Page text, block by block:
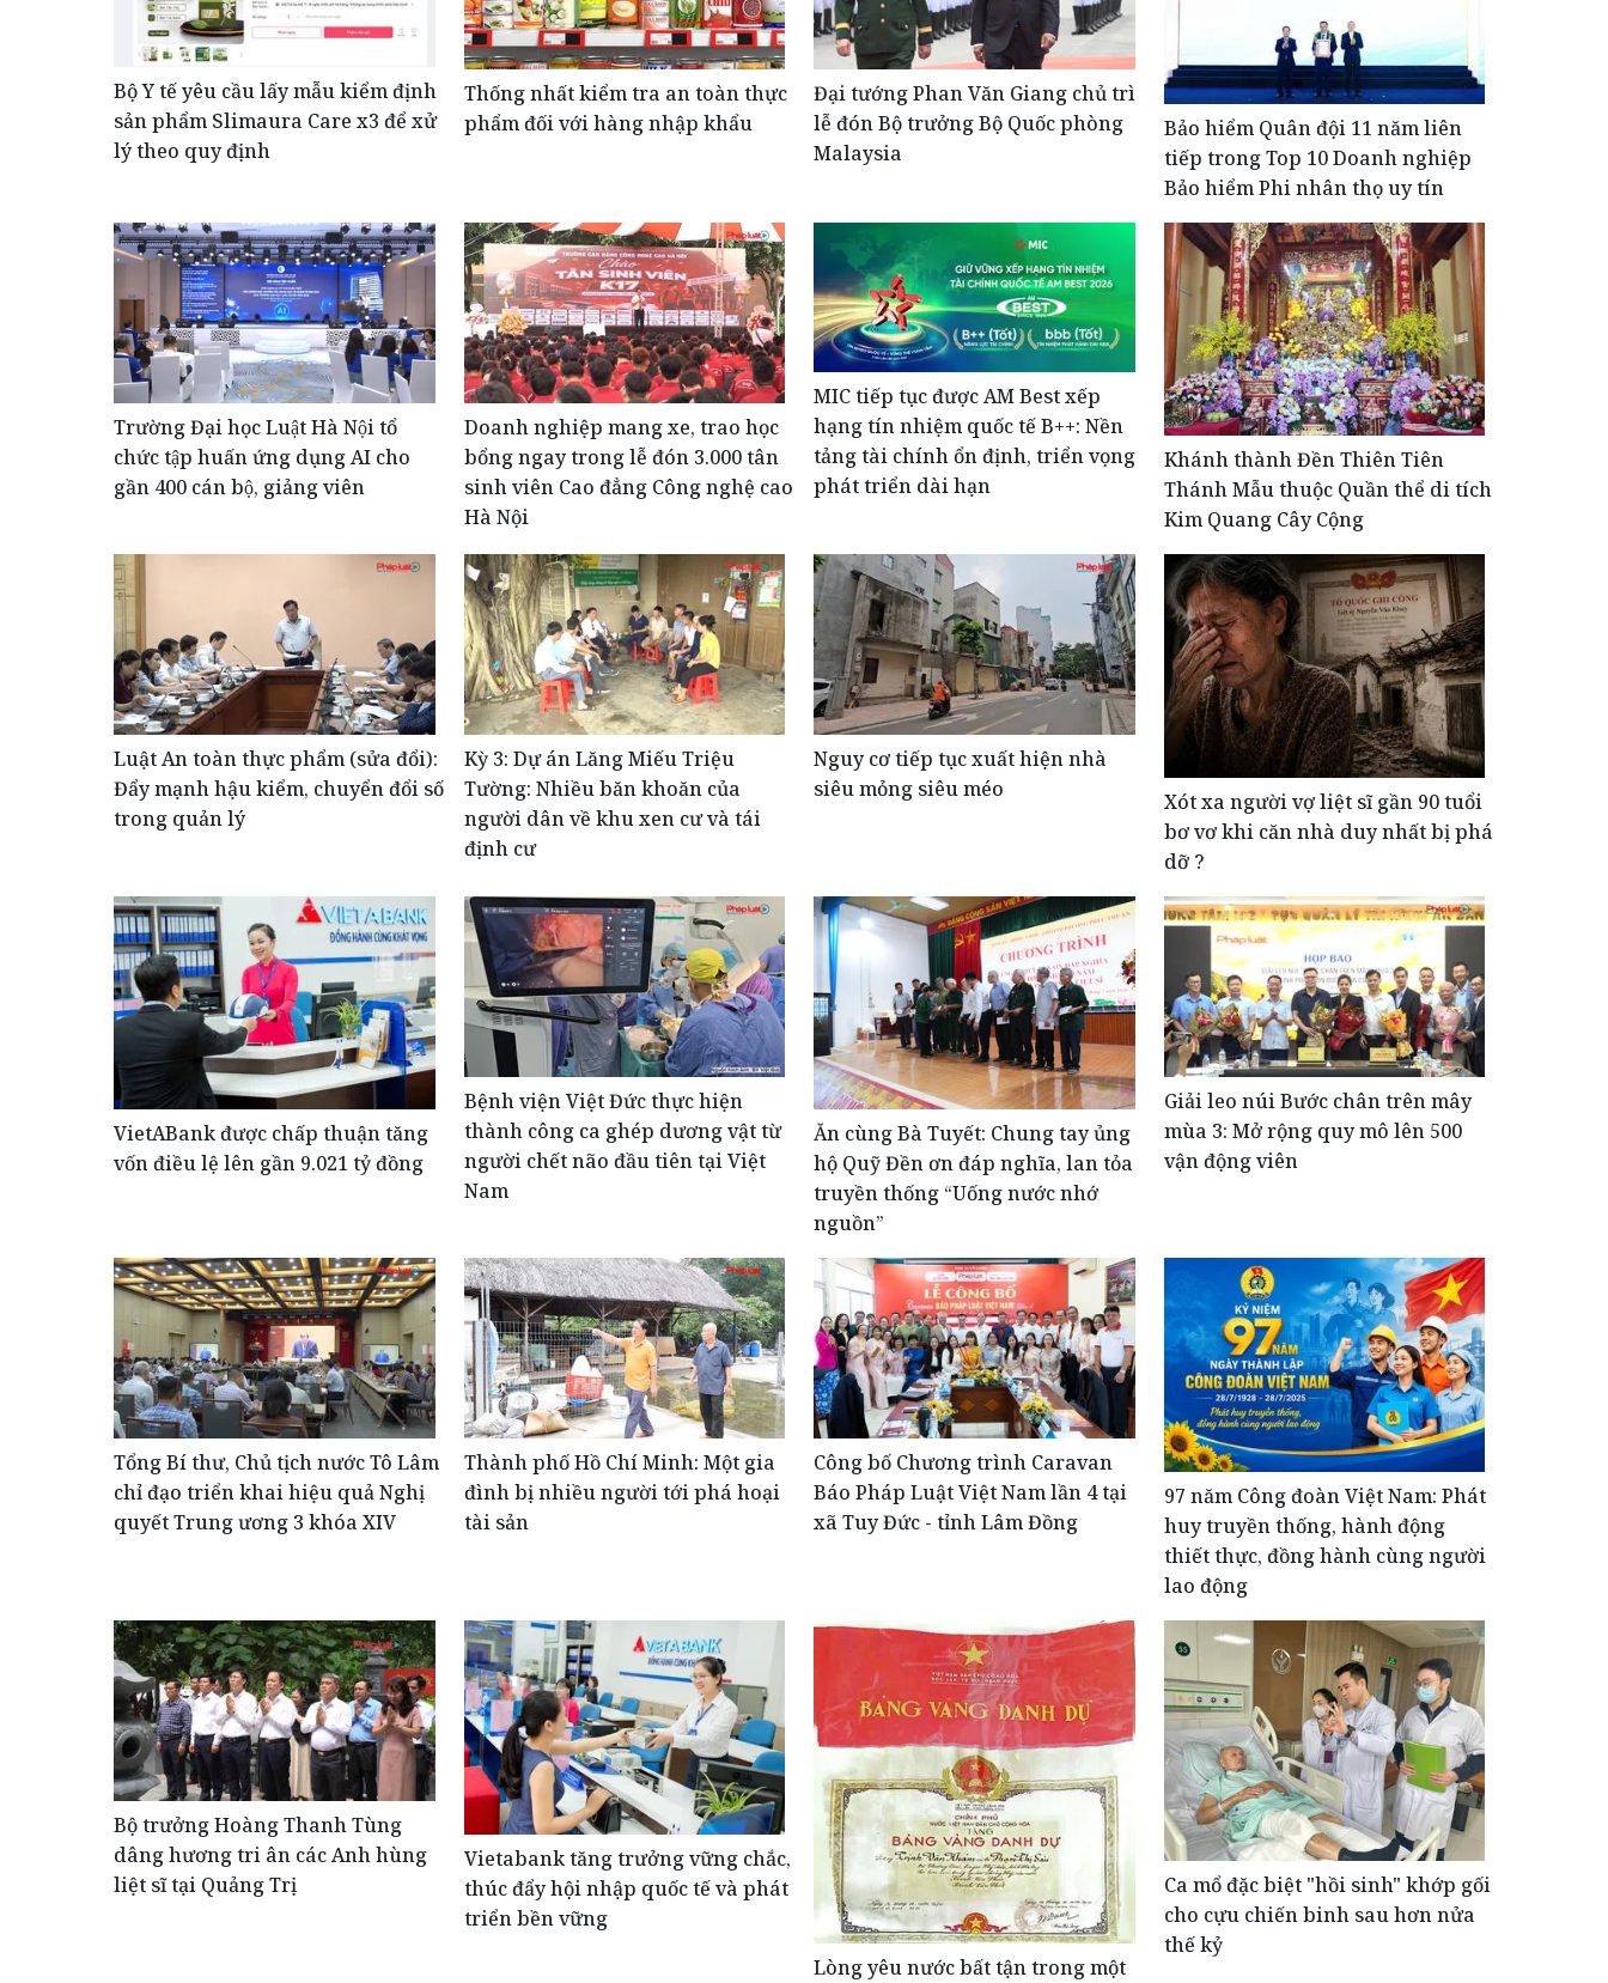
Bộ Y tế yêu cầu lấy mẫu kiểm định
sản phẩm Slimaura Care x3 để xử
lý theo quy định
Thống nhất kiểm tra an toàn thực
phẩm đối với hàng nhập khẩu
Đại tướng Phan Văn Giang chủ trì
lễ đón Bộ trưởng Bộ Quốc phòng
Malaysia
Bảo hiểm Quân đội 11 năm liên
tiếp trong Top 10 Doanh nghiệp
Bảo hiểm Phi nhân thọ uy tín
Trường Đại học Luật Hà Nội tổ
chức tập huấn ứng dụng AI cho
gần 400 cán bộ, giảng viên
Doanh nghiệp mang xe, trao học
bổng ngay trong lễ đón 3.000 tân
sinh viên Cao đẳng Công nghệ cao
Hà Nội
MIC tiếp tục được AM Best xếp
hạng tín nhiệm quốc tế B++: Nền
tảng tài chính ổn định, triển vọng
phát triển dài hạn
Khánh thành Đền Thiên Tiên
Thánh Mẫu thuộc Quần thể di tích
Kim Quang Cây Cộng
Luật An toàn thực phẩm (sửa đổi):
Đẩy mạnh hậu kiểm, chuyển đổi số
trong quản lý
Kỳ 3: Dự án Lăng Miếu Triệu
Tường: Nhiều băn khoăn của
người dân về khu xen cư và tái
định cư
Nguy cơ tiếp tục xuất hiện nhà
siêu mỏng siêu méo
Xót xa người vợ liệt sĩ gần 90 tuổi
bơ vơ khi căn nhà duy nhất bị phá
dỡ ?
VietABank được chấp thuận tăng
vốn điều lệ lên gần 9.021 tỷ đồng
Bệnh viện Việt Đức thực hiện
thành công ca ghép dương vật từ
người chết não đầu tiên tại Việt
Nam
Ăn cùng Bà Tuyết: Chung tay ủng
hộ Quỹ Đền ơn đáp nghĩa, lan tỏa
truyền thống “Uống nước nhớ
nguồn”
Giải leo núi Bước chân trên mây
mùa 3: Mở rộng quy mô lên 500
vận động viên
Tổng Bí thư, Chủ tịch nước Tô Lâm
chỉ đạo triển khai hiệu quả Nghị
quyết Trung ương 3 khóa XIV
Thành phố Hồ Chí Minh: Một gia
đình bị nhiều người tới phá hoại
tài sản
Công bố Chương trình Caravan
Báo Pháp Luật Việt Nam lần 4 tại
xã Tuy Đức - tỉnh Lâm Đồng
​97 năm Công đoàn Việt Nam: Phát
huy truyền thống, hành động
thiết thực, đồng hành cùng người
lao động
Bộ trưởng Hoàng Thanh Tùng
dâng hương tri ân các Anh hùng
liệt sĩ tại Quảng Trị
Vietabank tăng trưởng vững chắc,
thúc đẩy hội nhập quốc tế và phát
triển bền vững
Lòng yêu nước bất tận trong một
Ca mổ đặc biệt "hồi sinh" khớp gối
cho cựu chiến binh sau hơn nửa
thế kỷ